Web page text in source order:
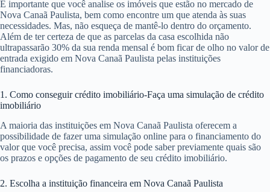
É importante que você analise os imóveis que estão no mercado de
Nova Canaã Paulista, bem como encontre um que atenda às suas
necessidades. Mas, não esqueça de mantê-lo dentro do orçamento.
Além de ter certeza de que as parcelas da casa escolhida não
ultrapassarão 30% da sua renda mensal é bom ficar de olho no valor de
entrada exigido em Nova Canaã Paulista pelas instituições
financiadoras.
1. Como conseguir crédito imobiliário-Faça uma simulação de crédito
imobiliário
A maioria das instituições em Nova Canaã Paulista oferecem a
possibilidade de fazer uma simulação online para o financiamento do
valor que você precisa, assim você pode saber previamente quais são
os prazos e opções de pagamento de seu crédito imobiliário.
2. Escolha a instituição financeira em Nova Canaã Paulista